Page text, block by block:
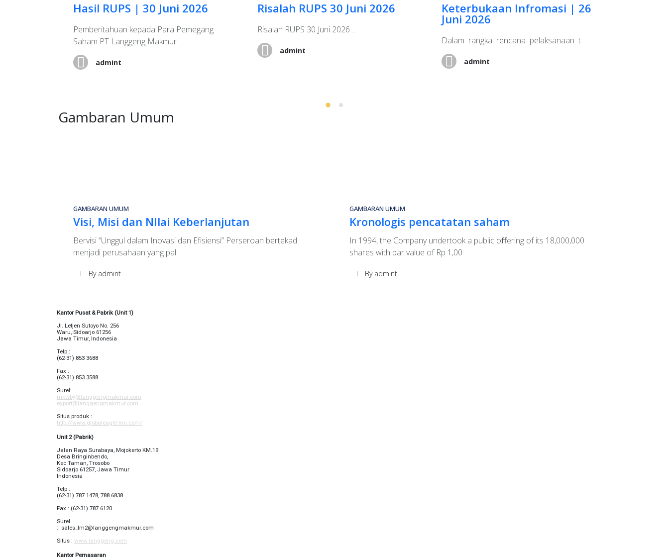
Hasil RUPS | 30 Juni 2026
Pemberitahuan kepada Para Pemegang
Saham PT Langgeng Makmur
admint
Risalah RUPS 30 Juni 2026
Risalah RUPS 30 Juni 2026 ...
admint
Keterbukaan Infromasi | 26
Juni 2026
Dalam rangka rencana pelaksanaan t
admint
Gambaran Umum
GAMBARAN UMUM
Visi, Misi dan NIlai Keberlanjutan
Bervisi “Unggul dalam Inovasi dan Efisiensi” Perseroan bertekad
menjadi perusahaan yang pal
By admint
GAMBARAN UMUM
Kronologis pencatatan saham
In 1994, the Company undertook a public oﬀering of its 18,000,000
shares with par value of Rp 1,00
By admint
Kantor Pusat & Pabrik (Unit 1)
Jl. Letjen Sutoyo No. 256
Waru, Sidoarjo 61256
Jawa Timur, Indonesia
Telp :
(62-31) 853 3688
Fax :
(62-31) 853 3588
Surel:
mktsby@langgengmakmur.com
export@langgengmakmur.com
Situs produk :
http://www.globaleagle-lmi.com/
Unit 2 (Pabrik)
Jalan Raya Surabaya, Mojokerto KM.19
Desa Bringinbendo,
Kec Taman, Trosobo
Sidoarjo 61257, Jawa Timur
Indonesia
Telp :
(62-31) 787 1478, 788 6838
Fax : (62-31) 787 6120
Surel
: sales_lm2@langgengmakmur.com
Situs : www.langgeng.com
Kantor Pemasaran